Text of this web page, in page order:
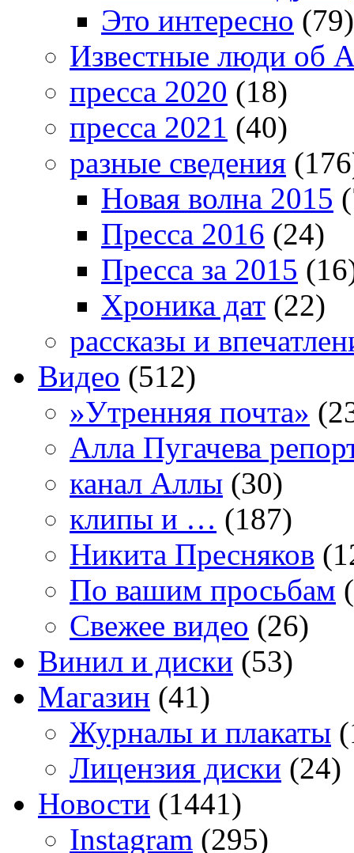
Это интересно (79)
Известные люди об
пресса 2020 (18)
пресса 2021 (40)
разные сведения
Новая волна 2015
Пресса 2016 (24)
Пресса за 2015
Хроника дат (22)
рассказы и
Видео (512)
»Утренняя почта»
Алла Пугачева
канал Аллы (30)
клипы и … (187)
Никита Пресняков
По вашим просьбам
Свежее видео (26)
Винил и диски (53)
Магазин (41)
Журналы и плакаты
Лицензия диски (24)
Новости (1441)
Instagram (295)